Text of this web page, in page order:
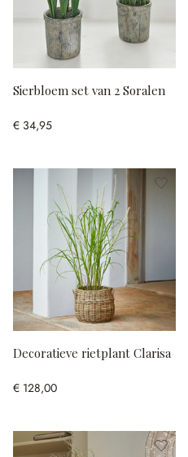
Sierbloem set van 2 Soralen
€ 34,95
Decoratieve rietplant Clarisa
€ 128,00